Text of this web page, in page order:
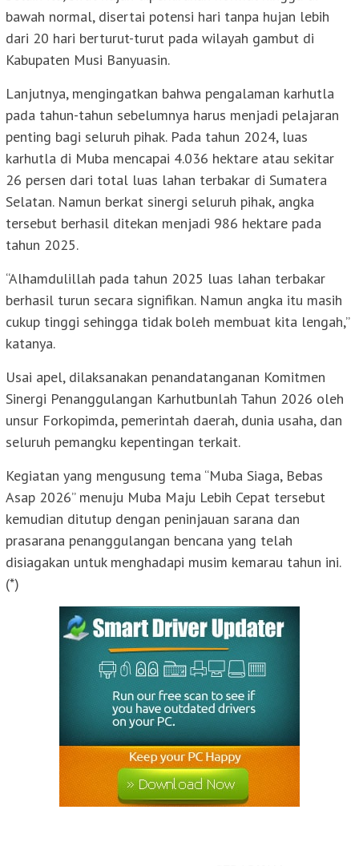
bawah normal, disertai potensi hari tanpa hujan lebih
dari 20 hari berturut-turut pada wilayah gambut di
Kabupaten Musi Banyuasin.
Lanjutnya, mengingatkan bahwa pengalaman karhutla
pada tahun-tahun sebelumnya harus menjadi pelajaran
penting bagi seluruh pihak. Pada tahun 2024, luas
karhutla di Muba mencapai 4.036 hektare atau sekitar
26 persen dari total luas lahan terbakar di Sumatera
Selatan. Namun berkat sinergi seluruh pihak, angka
tersebut berhasil ditekan menjadi 986 hektare pada
tahun 2025.
“Alhamdulillah pada tahun 2025 luas lahan terbakar
berhasil turun secara signifikan. Namun angka itu masih
cukup tinggi sehingga tidak boleh membuat kita lengah,”
katanya.
Usai apel, dilaksanakan penandatanganan Komitmen
Sinergi Penanggulangan Karhutbunlah Tahun 2026 oleh
unsur Forkopimda, pemerintah daerah, dunia usaha, dan
seluruh pemangku kepentingan terkait.
Kegiatan yang mengusung tema “Muba Siaga, Bebas
Asap 2026” menuju Muba Maju Lebih Cepat tersebut
kemudian ditutup dengan peninjauan sarana dan
prasarana penanggulangan bencana yang telah
disiagakan untuk menghadapi musim kemarau tahun ini.
(*)